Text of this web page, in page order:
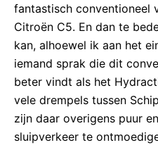
fantastisch conventioneel
Citroën C5. En dan te
kan, alhoewel ik aan het
iemand sprak die dit
beter vindt als het
vele drempels tussen
zijn daar overigens puur
sluipverkeer te